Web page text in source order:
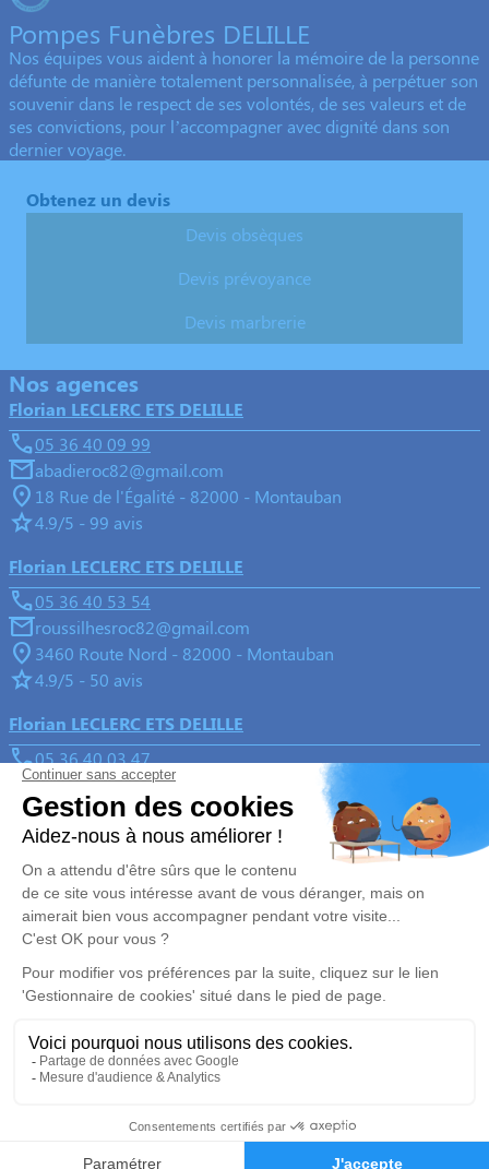
Demande de devis
Pompes Funèbres DELILLE
Nos équipes vous aident à honorer la mémoire de la personne
défunte de manière totalement personnalisée, à perpétuer son
souvenir dans le respect de ses volontés, de ses valeurs et de
ses convictions, pour l’accompagner avec dignité dans son
dernier voyage.
Obtenez un devis
Devis obsèques
Devis prévoyance
Devis marbrerie
Nos agences
Florian LECLERC ETS DELILLE
05 36 40 09 99
abadieroc82@gmail.com
18 Rue de l'Égalité - 82000 - Montauban
4.9/5 - 99 avis
Florian LECLERC ETS DELILLE
05 36 40 53 54
roussilhesroc82@gmail.com
3460 Route Nord - 82000 - Montauban
4.9/5 - 50 avis
Florian LECLERC ETS DELILLE
05 36 40 03 47
delille82@gmail.com
3, Rue de l'église - 82700 - Montech
5/5 - 65 avis
Nos Services
Organiser des obsèques
Monuments funéraires
Services aux familles
Liens utiles
Avis de décès
Demande de rendez-vous en
Nos réseaux sociaux
Politique de traitement des données personnelles
Politique d’utilisation des cookies
Zone d'intervention